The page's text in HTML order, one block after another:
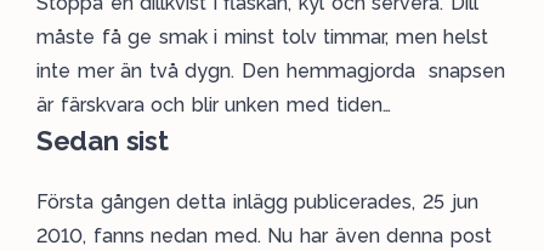
måste få ge smak i minst tolv timmar, men helst
inte mer än två dygn. Den hemmagjorda snapsen
är färskvara och blir unken med tiden…
Sedan sist
Första gången detta inlägg publicerades, 25 jun
2010, fanns nedan med. Nu har även denna post